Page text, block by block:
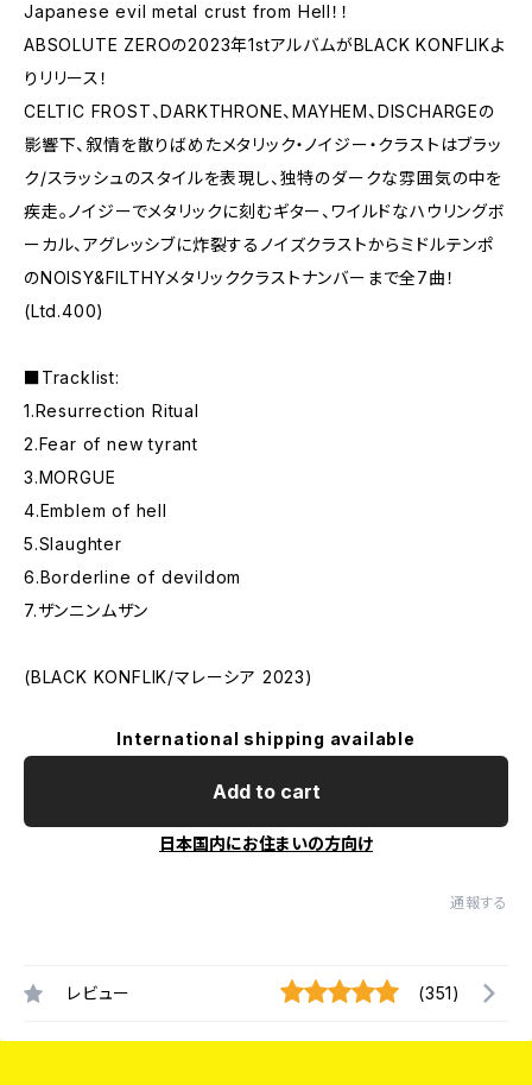
Japanese evil metal crust from Hell！！
ABSOLUTE ZEROの2023年1stアルバムがBLACK KONFLIKよ
りリリース！
CELTIC FROST、DARKTHRONE、MAYHEM、DISCHARGEの
影響下、叙情を散りばめたメタリック・ノイジー・クラストはブラッ
ク/スラッシュのスタイルを表現し、独特のダークな雰囲気の中を
疾走。ノイジーでメタリックに刻むギター、ワイルドなハウリングボ
ーカル、アグレッシブに炸裂するノイズクラストからミドルテンポ
のNOISY&FILTHYメタリッククラストナンバーまで全7曲！
(Ltd.400)
■Tracklist:
1.Resurrection Ritual
2.Fear of new tyrant
3.MORGUE
4.Emblem of hell
5.Slaughter
6.Borderline of devildom
7.ザンニンムザン
(BLACK KONFLIK/マレーシア 2023)
International shipping available
Add to cart
日本国内にお住まいの方向け
通報する
レビュー (351)